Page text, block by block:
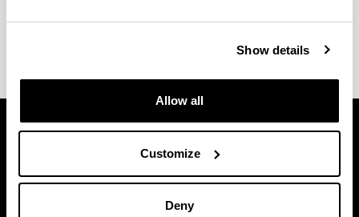
Show details
Allow all
Customize
Deny